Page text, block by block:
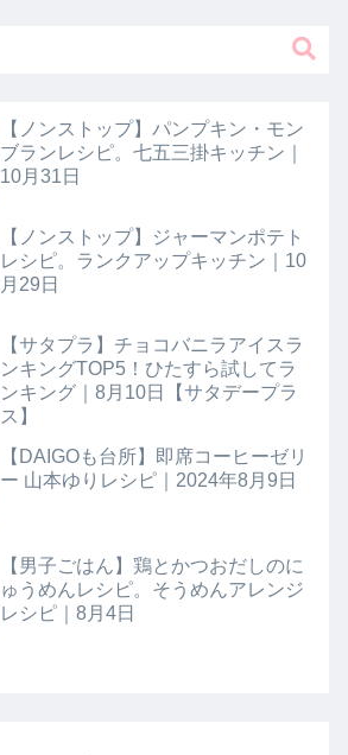
【ノンストップ】パンプキン・モン
ブランレシピ。七五三掛キッチン｜
10月31日
【ノンストップ】ジャーマンポテト
レシピ。ランクアップキッチン｜10
月29日
【サタプラ】チョコバニラアイスラ
ンキングTOP5！ひたすら試してラ
ンキング｜8月10日【サタデープラ
ス】
【DAIGOも台所】即席コーヒーゼリ
ー 山本ゆりレシピ｜2024年8月9日
【男子ごはん】鶏とかつおだしのに
ゅうめんレシピ。そうめんアレンジ
レシピ｜8月4日